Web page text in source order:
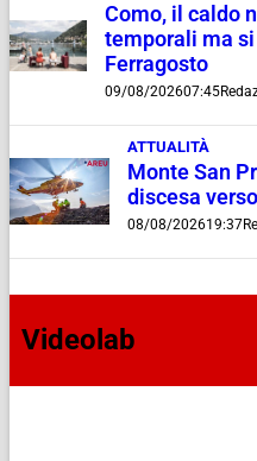
Como, il caldo
temporali ma
Ferragosto
09/08/202607:45
ATTUALITÀ
Monte San
discesa
08/08/202619:37
Videolab